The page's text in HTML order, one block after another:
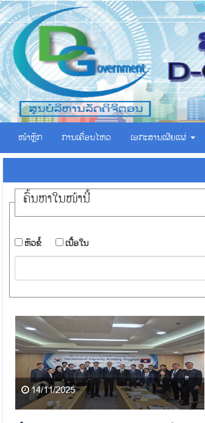
ໜ້າຫຼັກ ການເຄື່ອນໄຫວ ເອ​ກະ​ສານ​ເຜີຍ​ແຜ່
ຄົ້ນ​ຫາ​ໃນ​ໜ້ານີ້
​ຫົວ​ຂໍ້ ​ເນື້ອ​ໃນ
14/11/2025